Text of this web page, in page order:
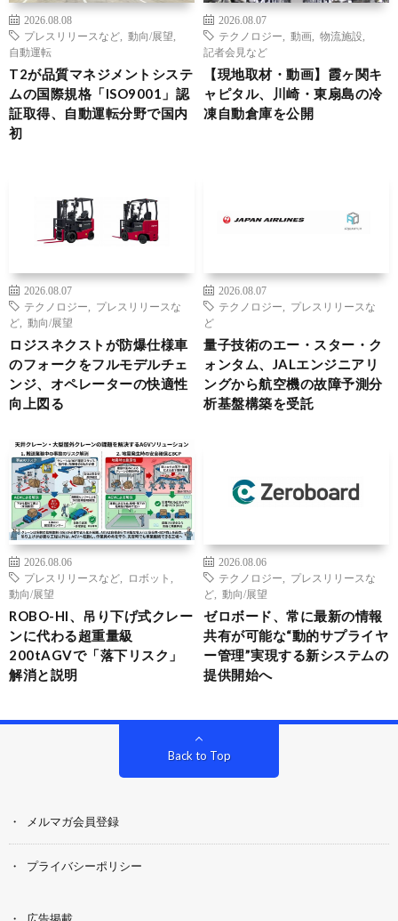
2026.08.08
プレスリリースなど
動向/展望
自動運転
T2が品質マネジメントシステ
ムの国際規格「ISO9001」認
証取得、自動運転分野で国内
初
2026.08.07
テクノロジー
動画 物流施設
記者会見など
【現地取材・動画】霞ヶ関キ
ャピタル、川崎・東扇島の冷
凍自動倉庫を公開
2026.08.07
テクノロジー
プレスリリースな
ど
動向/展望
ロジスネクストが防爆仕様車
のフォークをフルモデルチェ
ンジ、オペレーターの快適性
向上図る
2026.08.07
テクノロジー
プレスリリースな
ど
量子技術のエー・スター・ク
ォンタム、JALエンジニアリ
ングから航空機の故障予測分
析基盤構築を受託
2026.08.06
プレスリリースなど
ロボット
動向/展望
ROBO-HI、吊り下げ式クレー
ンに代わる超重量級
200tAGVで「落下リスク」
解消と説明
2026.08.06
テクノロジー
プレスリリースな
ど
動向/展望
ゼロボード、常に最新の情報
共有が可能な“動的サプライヤ
ー管理”実現する新システムの
提供開始へ
Back to Top
メルマガ会員登録
プライバシーポリシー